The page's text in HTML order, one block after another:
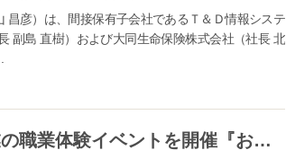
昌彦）は、間接保有子会社であるＴ＆Ｄ情報システ
副島 直樹）および大同生命保険株式会社（社長 北
【大同生命】未来の経営者を育む、中小企業の職業体験イベントを開催『おしごと体験はどうだい？ ～ こどもと中小企業をつなぐプロジェクト２０２４ ～ 』